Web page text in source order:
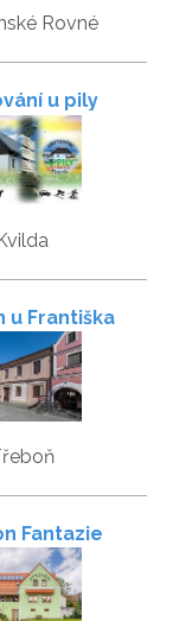
Rovné
u pily
u Františka
Fantazie